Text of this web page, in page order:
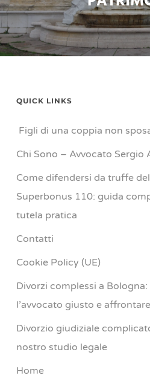
QUICK LINKS
Figli di una coppia non
Chi Sono – Avvocato Sergio
Come difendersi da truffe
Superbonus 110: guida
tutela pratica
Contatti
Cookie Policy (UE)
Divorzi complessi a
l’avvocato giusto e
Divorzio giudiziale
nostro studio legale
Home